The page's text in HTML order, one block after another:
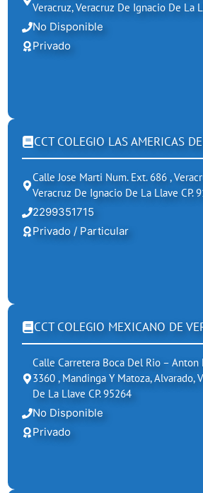
Veracruz, Veracruz De Ignacio De La
No Disponible
Privado
CCT COLEGIO LAS AMERICAS
Calle Jose Marti Num. Ext. 686 ,
Veracruz De Ignacio De La Llave CP.
2299351715
Privado / Particular
CCT COLEGIO MEXICANO DE
Calle Carretera Boca Del Rio – Anton
3360 , Mandinga Y Matoza, Alvarado,
De La Llave CP. 95264
No Disponible
Privado